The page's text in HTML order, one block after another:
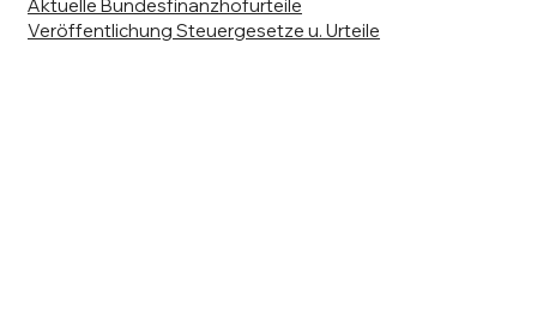
Aktuelle Bundesfinanzhofurteile
Veröffentlichung Steuergesetze u. Urteile